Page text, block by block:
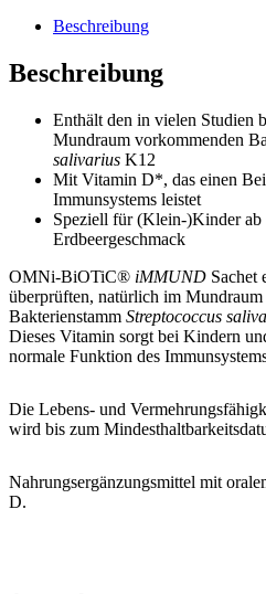
Beschreibung
Beschreibung
Enthält den in vielen Studien
Mundraum vorkommenden
salivarius K12
Mit Vitamin D*, das einen
Immunsystems leistet
Speziell für (Klein-)Kinder ab
Erdbeergeschmack
OMNi-BiOTiC® iMMUND Sachet
überprüften, natürlich im
Bakterienstamm Streptococcus
Dieses Vitamin sorgt bei Kindern
normale Funktion des
Die Lebens- und
wird bis zum
Nahrungsergänzungsmittel mit
D.